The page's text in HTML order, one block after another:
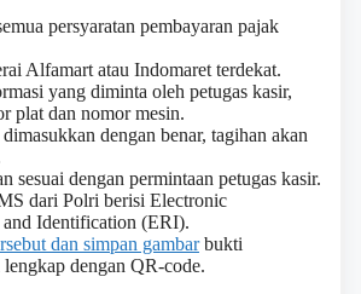
persyaratan pembayaran pajak
Alfamart atau Indomaret terdekat.
yang diminta oleh petugas kasir,
plat dan nomor mesin.
dimasukkan dengan benar, tagihan akan
sesuai dengan permintaan petugas kasir.
dari Polri berisi Electronic
Identification (ERI).
dan simpan gambarbukti
lengkap dengan QR-code.